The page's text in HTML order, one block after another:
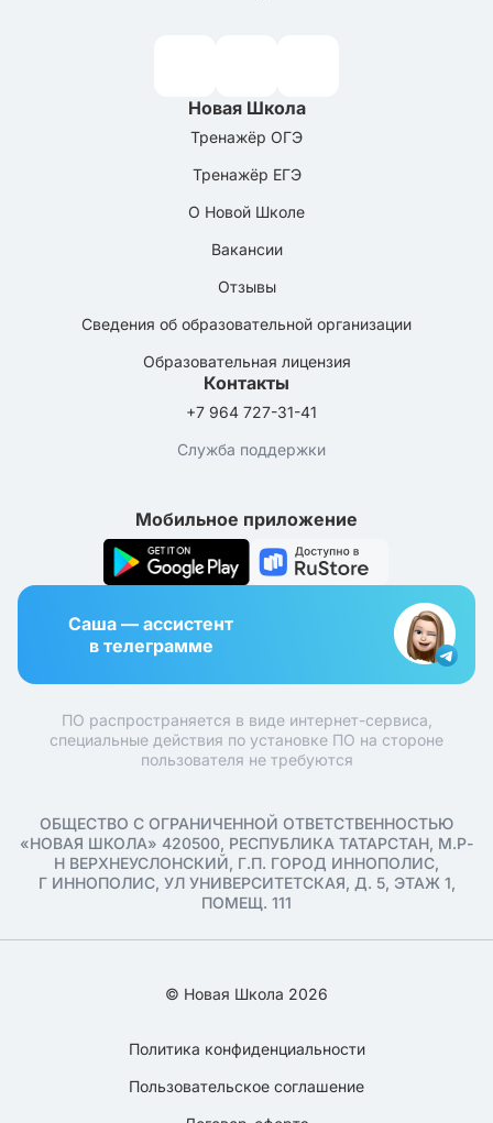
Новая Школа
Тренажёр ОГЭ
Тренажёр ЕГЭ
О Новой Школе
Вакансии
Отзывы
Сведения об образовательной организации
Образовательная лицензия
Контакты
+7 964 727-31-41
Служба поддержки
Мобильное приложение
Саша — ассистент
в телеграмме
ПО распространяется в виде интернет-сервиса,
специальные действия по установке ПО на стороне
пользователя не требуются
ОБЩЕСТВО С ОГРАНИЧЕННОЙ ОТВЕТСТВЕННОСТЬЮ
«НОВАЯ ШКОЛА» 420500, РЕСПУБЛИКА ТАТАРСТАН, М.Р-
Н ВЕРХНЕУСЛОНСКИЙ, Г.П. ГОРОД ИННОПОЛИС,
Г ИННОПОЛИС, УЛ УНИВЕРСИТЕТСКАЯ, Д. 5, ЭТАЖ 1,
ПОМЕЩ. 111
© Новая Школа 2026
Политика конфиденциальности
Пользовательское соглашение